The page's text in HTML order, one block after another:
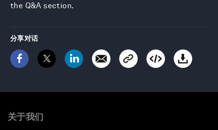
the Q&A section.
分享对话
关于我们